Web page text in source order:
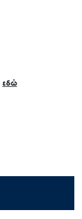
εδώ